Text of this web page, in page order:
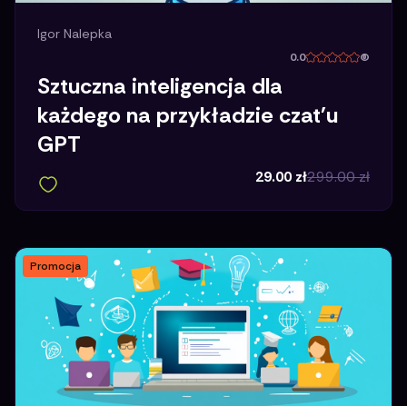
Igor Nalepka
0.0 (
Sztuczna inteligencja dla
każdego na przykładzie czat'u
GPT
29.00 zł299.00zł
Promocja